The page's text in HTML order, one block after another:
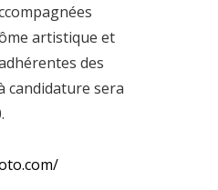
artistique et
des
candidature sera